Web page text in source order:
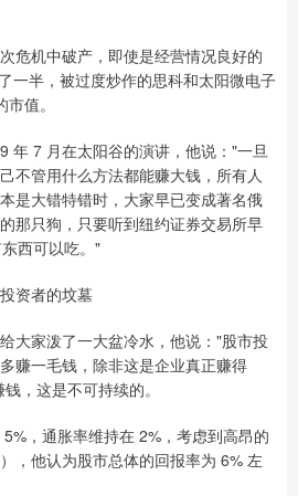
危机中破产，即使是经营情况良好的
一半，被过度炒作的思科和太阳微电子
值。
年 7 月在太阳谷的演讲，他说："一旦
不管用什么方法都能赚大钱，所有人
是大错特错时，大家早已变成著名俄
那只狗，只要听到纽约证券交易所早
西可以吃。"
资者的坟墓
大家泼了一大盆冷水，他说："股市投
赚一毛钱，除非这是企业真正赚得
，这是不可持续的。
，通胀率维持在 2%，考虑到高昂的
，他认为股市总体的回报率为 6% 左